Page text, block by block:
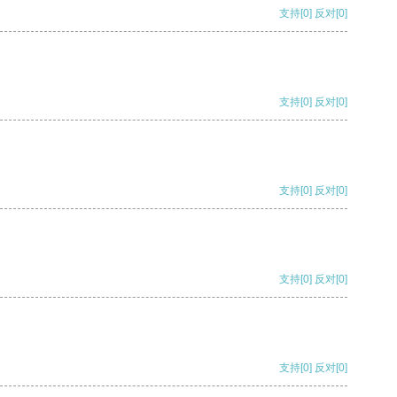
支持[0] 反对[0]
支持[0] 反对[0]
支持[0] 反对[0]
支持[0] 反对[0]
支持[0] 反对[0]